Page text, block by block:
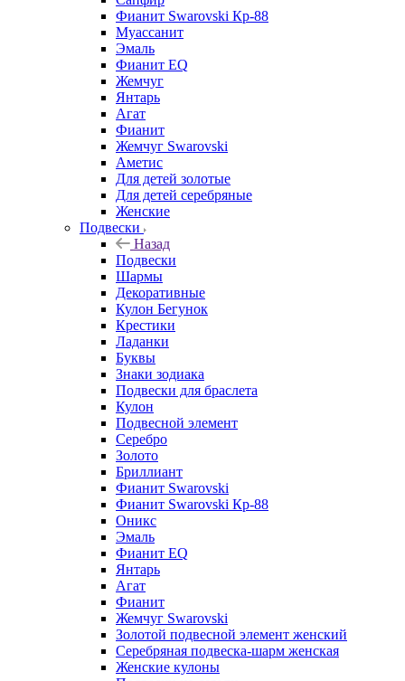
Фианит Swarovski Кр-88
Муассанит
Эмаль
Фианит EQ
Жемчуг
Янтарь
Агат
Фианит
Жемчуг Swarovski
Аметис
Для детей золотые
Для детей серебряные
Женские
Подвески
Назад
Подвески
Шармы
Декоративные
Кулон Бегунок
Крестики
Ладанки
Буквы
Знаки зодиака
Подвески для браслета
Кулон
Подвесной элемент
Серебро
Золото
Бриллиант
Фианит Swarovski
Фианит Swarovski Кр-88
Оникс
Эмаль
Фианит EQ
Янтарь
Агат
Фианит
Жемчуг Swarovski
Золотой подвесной элемент женcкий
Серебряная подвеска-шарм женская
Женские кулоны